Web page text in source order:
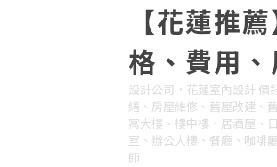
【花蓮推
格、費用
設計公司，花蓮室內設計 價
繕、房屋維修、舊屋改建、
寓大樓、樓中樓、居酒屋、
室、辦公大樓、餐廳、咖啡
師